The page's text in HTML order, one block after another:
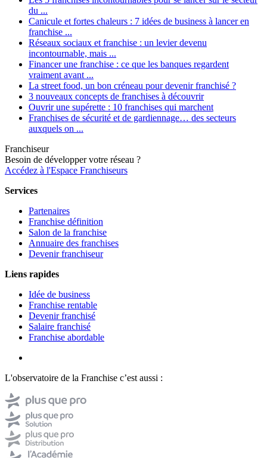
du ...
Canicule et fortes chaleurs : 7 idées de business à lancer en
franchise ...
Réseaux sociaux et franchise : un levier devenu
incontournable, mais ...
Financer une franchise : ce que les banques regardent
vraiment avant ...
La street food, un bon créneau pour devenir franchisé ?
3 nouveaux concepts de franchises à découvrir
Ouvrir une supérette : 10 franchises qui marchent
Franchises de sécurité et de gardiennage… des secteurs
auxquels on ...
Franchiseur
Besoin de développer votre réseau ?
Accédez à l'Espace Franchiseurs
Services
Partenaires
Franchise définition
Salon de la franchise
Annuaire des franchises
Devenir franchiseur
Liens rapides
Idée de business
Franchise rentable
Devenir franchisé
Salaire franchisé
Franchise abordable
L'observatoire de la Franchise c’est aussi :